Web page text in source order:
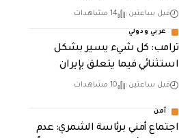
قبل ساعتين 14 مشاهدات
عربي ودولي
ترامب: كل شيء يسير بشكل
استثنائي فيما يتعلق بإيران
قبل ساعتين 10 مشاهدات
أمن
اجتماع أمني برئاسة الشمري: عدم